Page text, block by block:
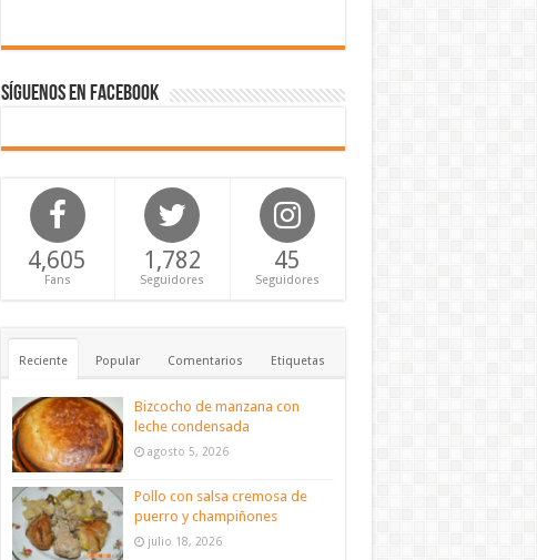
Síguenos en Facebook
4,605
Fans
1,782
Seguidores
45
Seguidores
Reciente Popular Comentarios Etiquetas
Bizcocho de manzana con
leche condensada
agosto 5, 2026
Pollo con salsa cremosa de
puerro y champiñones
julio 18, 2026